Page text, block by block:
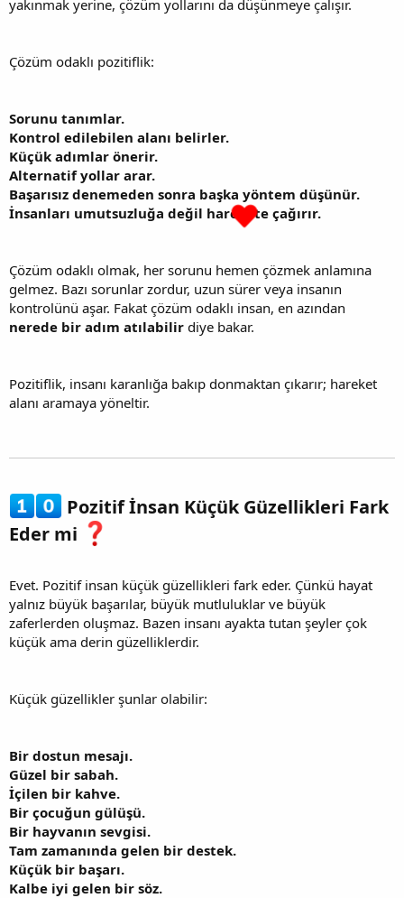
yakınmak yerine, çözüm yollarını da düşünmeye çalışır.
Çözüm odaklı pozitiflik:
Sorunu tanımlar.
Kontrol edilebilen alanı belirler.
Küçük adımlar önerir.
Alternatif yollar arar.
Başarısız denemeden sonra başka yöntem düşünür.
İnsanları umutsuzluğa değil harekete çağırır.
Çözüm odaklı olmak, her sorunu hemen çözmek anlamına
gelmez. Bazı sorunlar zordur, uzun sürer veya insanın
kontrolünü aşar. Fakat çözüm odaklı insan, en azından
nerede bir adım atılabilir diye bakar.
Pozitiflik, insanı karanlığa bakıp donmaktan çıkarır; hareket
alanı aramaya yöneltir.
Pozitif İnsan Küçük Güzellikleri Fark
Eder mi
Evet. Pozitif insan küçük güzellikleri fark eder. Çünkü hayat
yalnız büyük başarılar, büyük mutluluklar ve büyük
zaferlerden oluşmaz. Bazen insanı ayakta tutan şeyler çok
küçük ama derin güzelliklerdir.
Küçük güzellikler şunlar olabilir:
Bir dostun mesajı.
Güzel bir sabah.
İçilen bir kahve.
Bir çocuğun gülüşü.
Bir hayvanın sevgisi.
Tam zamanında gelen bir destek.
Küçük bir başarı.
Kalbe iyi gelen bir söz.